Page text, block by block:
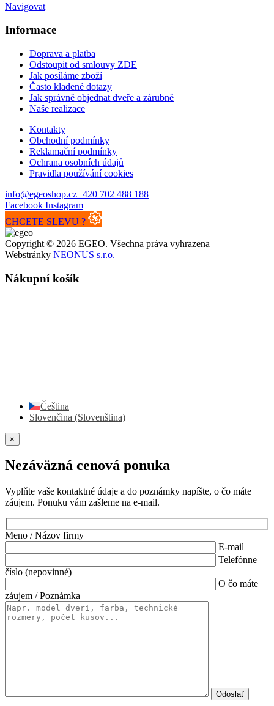
Navigovat
Informace
Doprava a platba
Odstoupit od smlouvy ZDE
Jak posíláme zboží
Často kladené dotazy
Jak správně objednat dveře a zárubně
Naše realizace
Kontakty
Obchodní podmínky
Reklamační podmínky
Ochrana osobních údajů
Pravidla používání cookies
info@egeoshop.cz+420 702 488 188
Facebook Instagram
CHCETE SLEVU ?
Copyright © 2026 EGEO. Všechna práva vyhrazena
Webstránky NEONUS s.r.o.
Nákupní košík
Čeština
Slovenčina (Slovenština)
×
Nezáväzná cenová ponuka
Vyplňte vaše kontaktné údaje a do poznámky napíšte, o čo máte
záujem. Ponuku vám zašleme na e-mail.
Meno / Názov firmy
E-mail
Telefónne
číslo (nepovinné)
O čo máte
záujem / Poznámka